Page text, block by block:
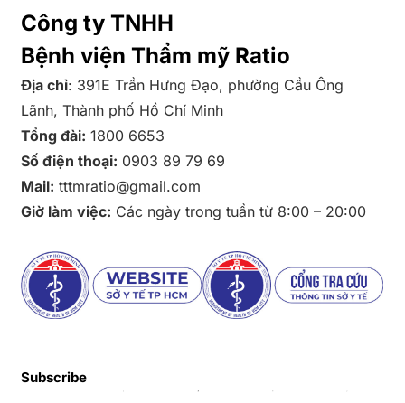
Công ty TNHH
Bệnh viện Thẩm mỹ Ratio
Địa chỉ: 391E Trần Hưng Đạo, phường Cầu Ông
Lãnh, Thành phố Hồ Chí Minh
Tổng đài: 1800 6653
Số điện thoại: 0903 89 79 69
Mail: tttmratio@gmail.com
Giờ làm việc: Các ngày trong tuần từ 8:00 – 20:00
Subscribe